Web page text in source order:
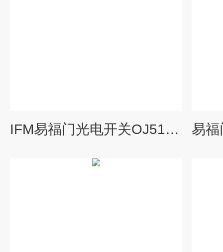
IFM易福门光电开关OJ5126安装及使用